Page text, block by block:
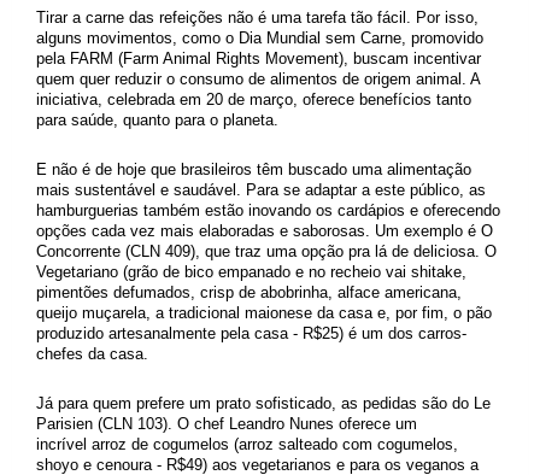
Tirar a carne das refeições não é uma tarefa tão fácil. Por isso,
alguns movimentos, como o Dia Mundial sem Carne, promovido
pela FARM (Farm Animal Rights Movement), buscam incentivar
quem quer reduzir o consumo de alimentos de origem animal. A
iniciativa, celebrada em 20 de março, oferece benefícios tanto
para saúde, quanto para o planeta.
E não é de hoje que brasileiros têm buscado uma alimentação
mais sustentável e saudável. Para se adaptar a este público, as
hamburguerias também estão inovando os cardápios e oferecendo
opções cada vez mais elaboradas e saborosas. Um exemplo é O
Concorrente (CLN 409), que traz uma opção pra lá de deliciosa. O
Vegetariano (grão de bico empanado e no recheio vai shitake,
pimentões defumados, crisp de abobrinha, alface americana,
queijo muçarela, a tradicional maionese da casa e, por fim, o pão
produzido artesanalmente pela casa - R$25) é um dos carros-
chefes da casa.
Já para quem prefere um prato sofisticado, as pedidas são do Le
Parisien (CLN 103). O chef Leandro Nunes oferece um
incrível arroz de cogumelos (arroz salteado com cogumelos,
shoyo e cenoura - R$49) aos vegetarianos e para os veganos a